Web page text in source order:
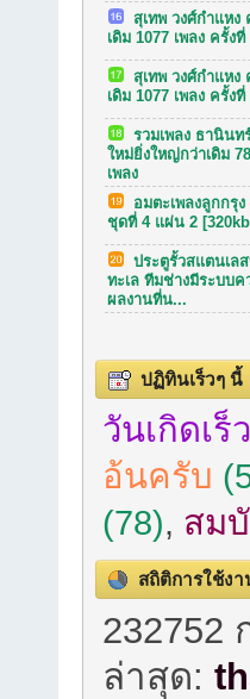
สุเทพ วงศ์กำแหง
เดิม 1077 เพลง ครั้งที่
สุเทพ วงศ์กำแหง
เดิม 1077 เพลง ครั้ง
รวมเพลง ธานินท
ใหม่ยิ่งใหญ่กว่าเดิม
เพลง
อมตะเพลงลูกกรุ
ชุดที่ 4 แผ่น 2
ประตูรั้วสแตนเล
ทะเล ทีมช่างมีระบบ
ผลงานที่น...
ปฏิทินเร็วๆ นี้
วันเกิดเร็
อ้นครับ
(78), สม
สถิติการใช้ง
232752
ล่าสุด: